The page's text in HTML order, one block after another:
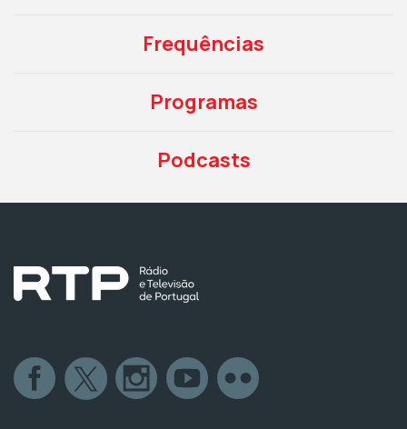
Frequências
Programas
Podcasts